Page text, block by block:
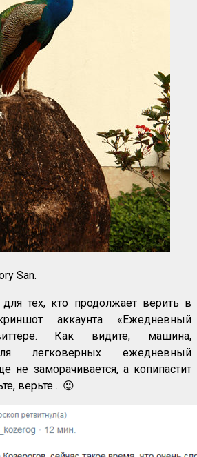
San.
для тех, кто продолжает верить в
аккаунта «Ежедневный
Как видите, машина,
легковерных ежедневный
не заморачивается, а копипастит
верьте… 😉